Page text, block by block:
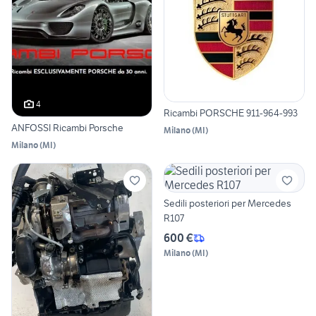
4
ANFOSSI Ricambi Porsche
Milano(MI)
Ricambi PORSCHE 911-964-993
Milano(MI)
Sedili posteriori per Mercedes
R107
600 €
Milano(MI)